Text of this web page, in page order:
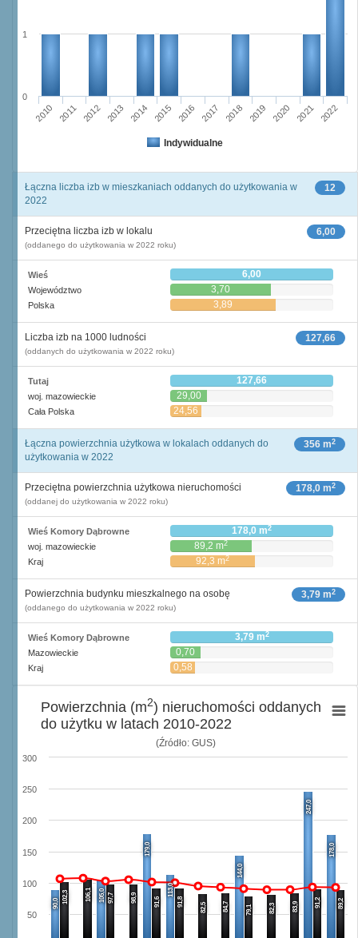
Indywidualne
2010 2011 2012 2013 2014 2015 2016 2017 2018 2019 2020 2021 2022
0
1
12
Łączna liczba izb w mieszkaniach oddanych do użytkowania w
2022
6,00
Przeciętna liczba izb w lokalu
(oddanego do użytkowania w 2022 roku)
Wieś 6,00
Województwo 3,70
Polska 3,89
127,66
Liczba izb na 1000 ludności
(oddanych do użytkowania w 2022 roku)
Tutaj 127,66
woj. mazowieckie 29,00
Cała Polska 24,56
356 m2
Łączna powierzchnia użytkowa w lokalach oddanych do
użytkowania w 2022
178,0 m2
Przeciętna powierzchnia użytkowa nieruchomości
(oddanej do użytkowania w 2022 roku)
Wieś Komory Dąbrowne 178,0 m2
woj. mazowieckie 89,2 m2
Kraj 92,3 m2
3,79 m2
Powierzchnia budynku mieszkalnego na osobę
(oddanego do użytkowania w 2022 roku)
Wieś Komory Dąbrowne 3,79 m2
Mazowieckie
0,70
m2
Kraj
0,58
(Źródło: GUS)
90,0
105,0
179,0
113,0
144,0
247,0
178,0
102,3 106,1 97,7 98,9 91,6 91,8 82,5 84,7 79,1 82,3 83,9 91,2 89,2
50
100
150
200
250
300
Powierzchnia (m2) nieruchomości oddanych
do użytku w latach 2010-2022